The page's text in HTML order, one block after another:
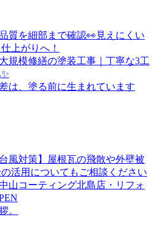
質を細部まで確認👀見えにくい
上がりへ！
規模修繕の塗装工事｜丁寧な3工
は、塗る前に生まれています
風対策】屋根瓦の飛散や外壁被
活用についてもご相談ください
山コーティング北島店・リフォ
。